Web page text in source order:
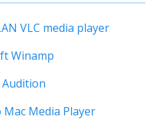
VLC media player
Winamp
Mac Media Player